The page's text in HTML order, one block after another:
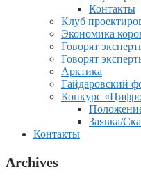
Контакты
Клуб
Экономика
Говорят
Говорят
Арктика
Гайдаровский
Конкурс
Заявка/
Контакты
Archives